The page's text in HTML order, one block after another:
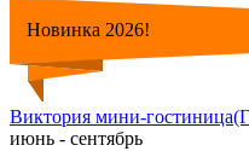
Новинка 2026!
Виктория мини-
июнь - сентябрь